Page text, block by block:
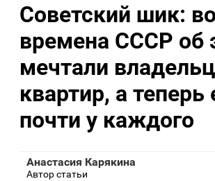
Советский шик: во
времена СССР об
мечтали
квартир, а теперь
почти у каждого
Анастасия Карякина
Автор статьи